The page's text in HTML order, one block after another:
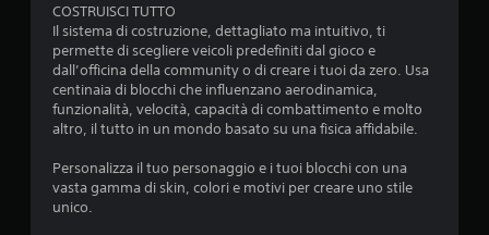
COSTRUISCI TUTTO
Il sistema di costruzione, dettagliato ma intuitivo, ti
permette di scegliere veicoli predefiniti dal gioco e
dall’officina della community o di creare i tuoi da zero. Usa
centinaia di blocchi che influenzano aerodinamica,
funzionalità, velocità, capacità di combattimento e molto
altro, il tutto in un mondo basato su una fisica affidabile.
Personalizza il tuo personaggio e i tuoi blocchi con una
vasta gamma di skin, colori e motivi per creare uno stile
unico.